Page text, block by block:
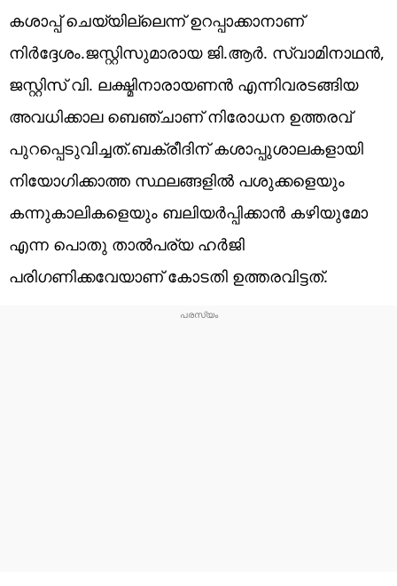
കശാപ്പ് ചെയ്യില്ലെന്ന് ഉറപ്പാക്കാനാണ്
നിർദ്ദേശം.ജസ്റ്റിസുമാരായ ജി.ആർ. സ്വാമിനാഥൻ,
ജസ്റ്റിസ് വി. ലക്ഷ്മിനാരായണൻ എന്നിവരടങ്ങിയ
അവധിക്കാല ബെഞ്ചാണ് നിരോധന ഉത്തരവ്
പുറപ്പെടുവിച്ചത്.ബക്രീദിന് കശാപ്പുശാലകളായി
നിയോഗിക്കാത്ത സ്ഥലങ്ങളിൽ പശുക്കളെയും
കന്നുകാലികളെയും ബലിയർപ്പിക്കാൻ കഴിയുമോ
എന്ന പൊതു താൽപര്യ ഹർജി
പരിഗണിക്കവേയാണ് കോടതി ഉത്തരവിട്ടത്.